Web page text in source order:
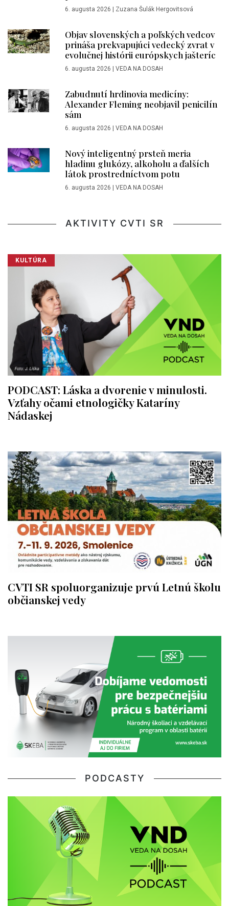
6. augusta 2026 Zuzana Šulák Hergovitsová
Objav slovenských a poľských vedcov
prináša prekvapujúci vedecký zvrat v
evolučnej histórii európskych jašteríc
6. augusta 2026 VEDA NA DOSAH
Zabudnutí hrdinovia medicíny:
Alexander Fleming neobjavil penicilín
sám
6. augusta 2026 VEDA NA DOSAH
Nový inteligentný prsteň meria
hladinu glukózy, alkoholu a ďalších
látok prostredníctvom potu
6. augusta 2026 VEDA NA DOSAH
AKTIVITY CVTI SR
KULTÚRA
PODCAST: Láska a dvorenie v minulosti.
Vzťahy očami etnologičky Kataríny
Nádaskej
CVTI SR spoluorganizuje prvú Letnú školu
občianskej vedy
PODCASTY